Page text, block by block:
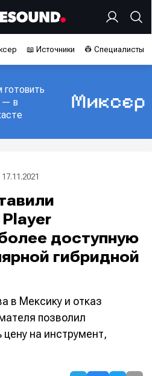
📖 Источники 👷 Специалисты
готовить
— в
17.11.2021
доступную
гибридной
в Мексику и отказ
позволил
на инструмент,